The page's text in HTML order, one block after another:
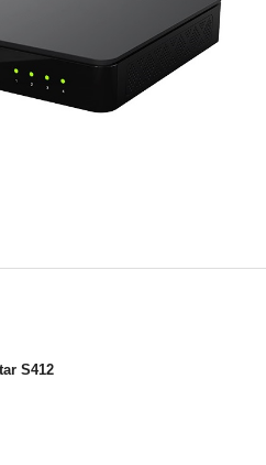
S412